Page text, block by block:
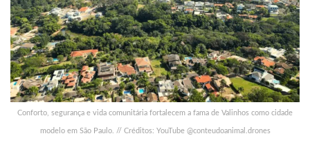
Conforto, segurança e vida comunitária fortalecem a fama de Valinhos como cidade
modelo em São Paulo. // Créditos: YouTube @conteudoanimal.drones